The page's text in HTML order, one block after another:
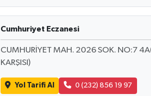
Cumhuriyet Eczanesi
CUMHURİYET MAH. 2026 SOK. NO:7
KARŞISI)
Yol Tarifi Al 0 (232) 856 19 97